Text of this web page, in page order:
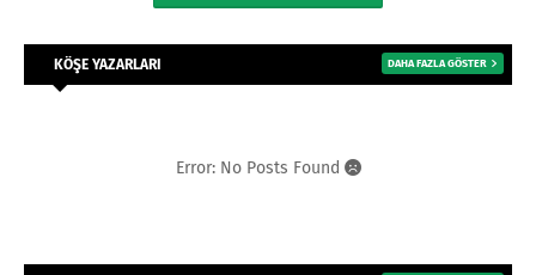
KÖŞE YAZARLARI DAHA FAZLA GÖSTER
Error: No Posts Found